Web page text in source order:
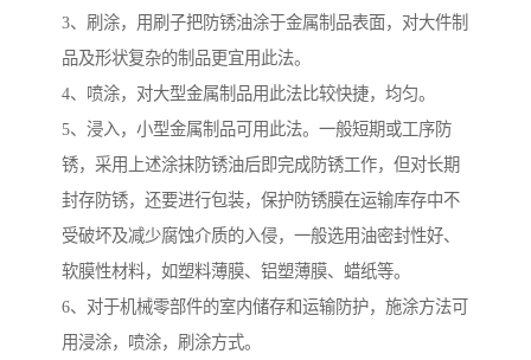
3、刷涂，用刷子把防锈油涂于金属制品表面，对大件制
品及形状复杂的制品更宜用此法。
4、喷涂，对大型金属制品用此法比较快捷，均匀。
5、浸入，小型金属制品可用此法。一般短期或工序防
锈，采用上述涂抹防锈油后即完成防锈工作，但对长期
封存防锈，还要进行包装，保护防锈膜在运输库存中不
受破坏及减少腐蚀介质的入侵，一般选用油密封性好、
软膜性材料，如塑料薄膜、铝塑薄膜、蜡纸等。
6、对于机械零部件的室内储存和运输防护，施涂方法可
用浸涂，喷涂，刷涂方式。